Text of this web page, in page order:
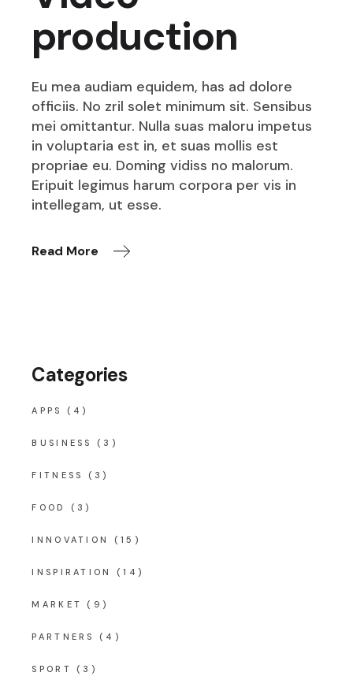
production
Eu mea audiam equidem, has ad dolore
officiis. No zril solet minimum sit. Sensibus
mei omittantur. Nulla suas maloru impetus
in voluptaria est in, et suas mollis est
propriae eu. Doming vidiss no malorum.
Eripuit legimus harum corpora per vis in
intellegam, ut esse.
Read More
Categories
APPS (4)
BUSINESS (3)
FITNESS (3)
FOOD (3)
INNOVATION (15)
INSPIRATION (14)
MARKET (9)
PARTNERS (4)
SPORT (3)